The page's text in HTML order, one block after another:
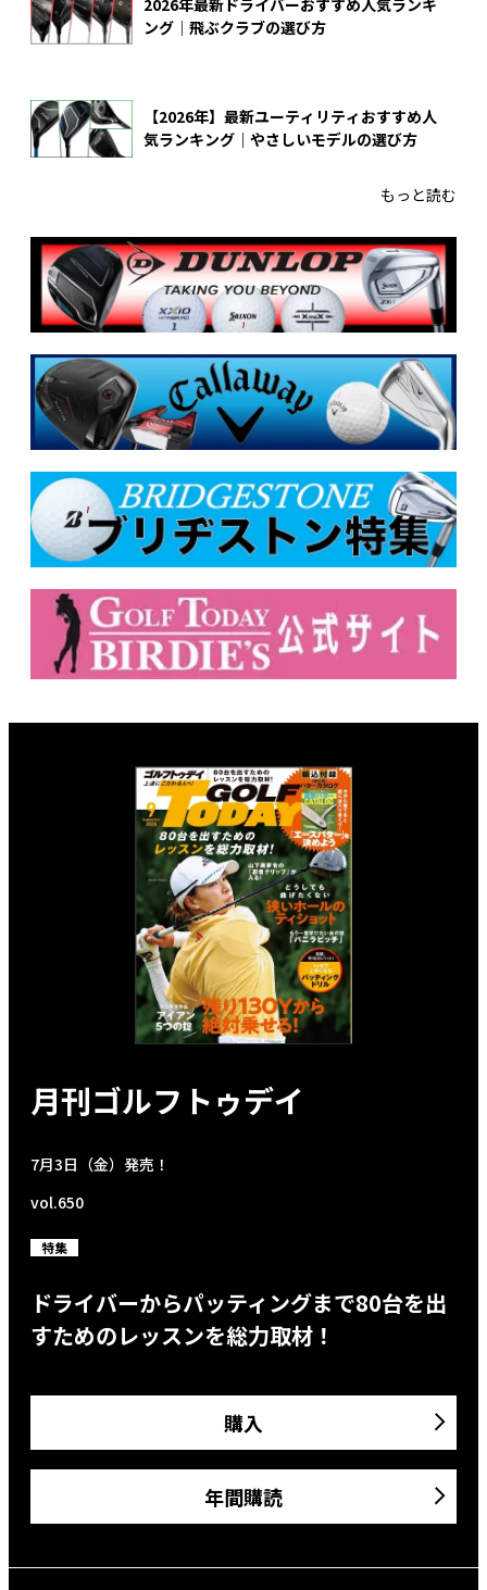
ング｜飛ぶクラブの選び方
【2026年】最新ユーティリティおすすめ人
気ランキング｜やさしいモデルの選び方
もっと読む
月刊ゴルフトゥデイ
7月3日（金）発売！
vol.650
特集
ドライバーからパッティングまで80台を出
すためのレッスンを総力取材！
購入
年間購読